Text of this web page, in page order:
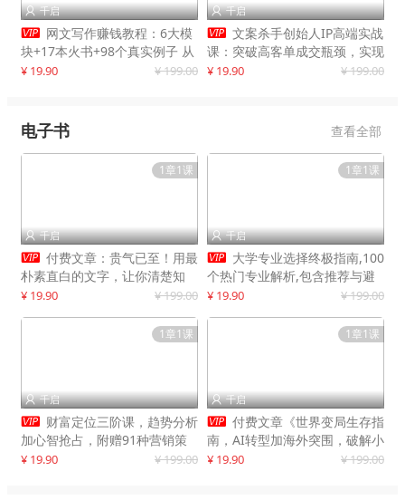
 千启
 网文写作赚钱教程：6大模
块+17本火书+98个真实例子 从
入门到精通实战方法
¥ 19.90 ¥ 199.00
 千启
 文案杀手创始人IP高端实战
课：突破高客单成交瓶颈，实现
IP商业价值最大化
¥ 19.90 ¥ 199.00
电子书 查看全部
1章1课
 千启
 付费文章：贵气已至！用最
朴素直白的文字，让你清楚知
道，该如何接住这一次时代的泼
¥ 19.90 ¥ 199.00
1章1课
 千启
 大学专业选择终极指南,100
个热门专业解析,包含推荐与避
雷实用建议
¥ 19.90 ¥ 199.00
1章1课
 千启
 财富定位三阶课，趋势分析
加心智抢占，附赠91种营销策
略模型
¥ 19.90 ¥ 199.00
1章1课
 千启
 付费文章《世界变局生存指
南，AI转型加海外突围，破解小
城市生存陷阱》
¥ 19.90 ¥ 199.00